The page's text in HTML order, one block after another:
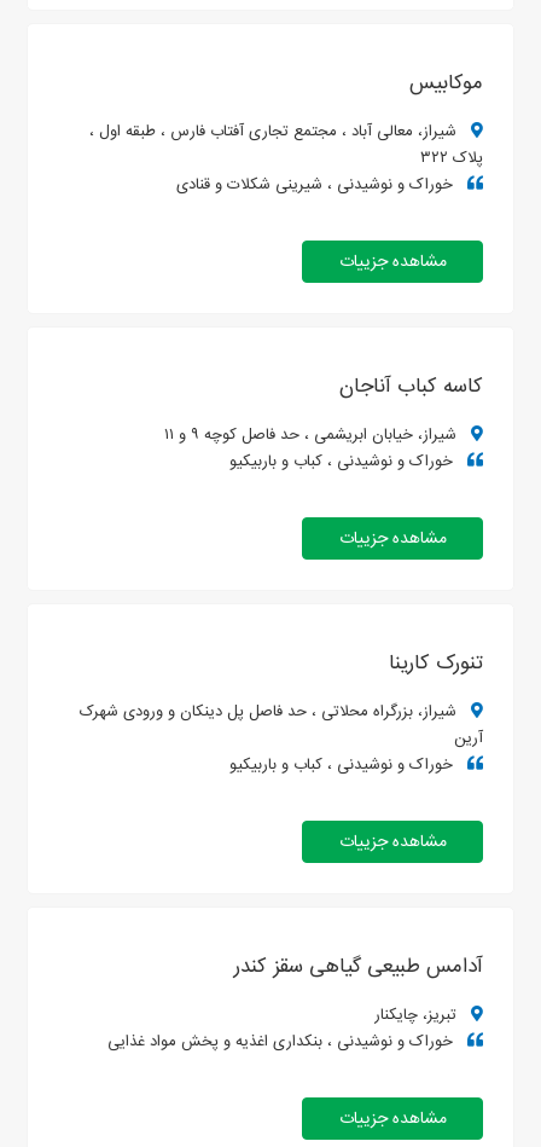
موکابیس
شیراز، معالی آباد ، مجتمع تجاری آفتاب فارس ، طبقه اول ،
پلاک ۳۲۲
خوراک و نوشیدنی ، شیرینی شکلات و قنادی
مشاهده جزییات
کاسه کباب آناجان
شیراز، خیابان ابریشمی ، حد فاصل کوچه ۹ و ۱۱
خوراک و نوشیدنی ، کباب و باربیکیو
مشاهده جزییات
تنورک کارینا
شیراز، بزرگراه محلاتی ، حد فاصل پل دینکان و ورودی شهرک
آرین
خوراک و نوشیدنی ، کباب و باربیکیو
مشاهده جزییات
آدامس طبیعی گیاهی سقز کندر
تبریز، چایکنار
خوراک و نوشیدنی ، بنکداری اغذیه و پخش مواد غذایی
مشاهده جزییات